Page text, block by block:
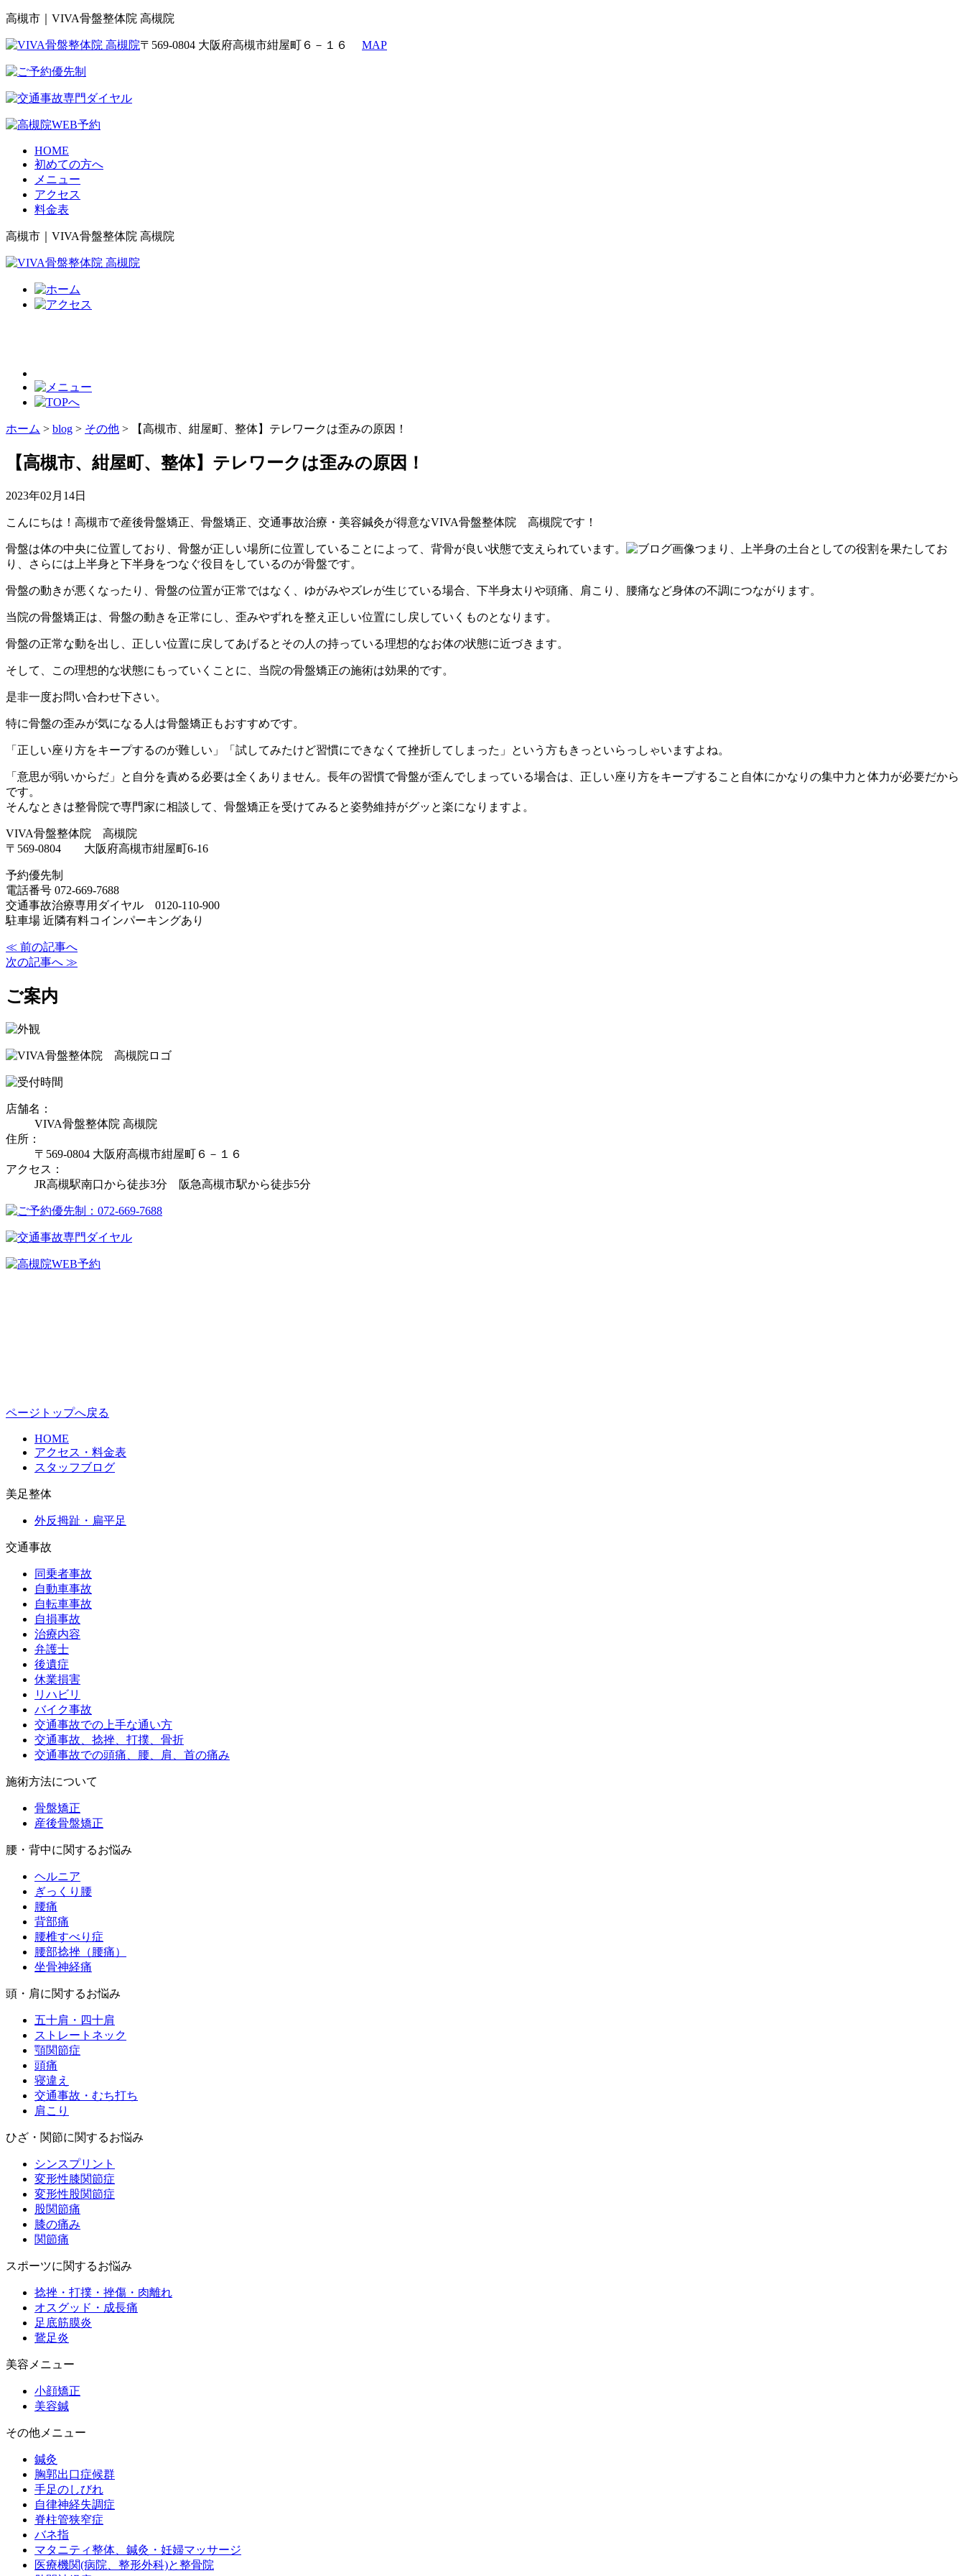
高槻市｜VIVA骨盤整体院 高槻院
〒569-0804 大阪府高槻市紺屋町６－１６ MAP
HOME
初めての方へ
メニュー
アクセス
料金表
高槻市｜VIVA骨盤整体院 高槻院
ホーム > blog > その他 > 【高槻市、紺屋町、整体】テレワークは歪みの原因！
【高槻市、紺屋町、整体】テレワークは歪みの原因！
2023年02月14日
こんにちは！高槻市で産後骨盤矯正、骨盤矯正、交通事故治療・美容鍼灸が得意なVIVA骨盤整体院 高槻院です！
骨盤は体の中央に位置しており、骨盤が正しい場所に位置していることによって、背骨が良い状態で支えられています。
つまり、上半身の土台としての役割を果たしてお
り、さらには上半身と下半身をつなぐ役目をしているのが骨盤です。
骨盤の動きが悪くなったり、骨盤の位置が正常ではなく、ゆがみやズレが生じている場合、下半身太りや頭痛、肩こり、腰痛など身体の不調につながります。
当院の骨盤矯正は、骨盤の動きを正常にし、歪みやずれを整え正しい位置にし戻していくものとなります。
骨盤の正常な動を出し、正しい位置に戻してあげるとその人の持っている理想的なお体の状態に近づきます。
そして、この理想的な状態にもっていくことに、当院の骨盤矯正の施術は効果的です。
是非一度お問い合わせ下さい。
特に骨盤の歪みが気になる人は骨盤矯正もおすすめです。
「正しい座り方をキープするのが難しい」「試してみたけど習慣にできなくて挫折してしまった」という方もきっといらっしゃいますよね。
「意思が弱いからだ」と自分を責める必要は全くありません。長年の習慣で骨盤が歪んでしまっている場合は、正しい座り方をキープすること自体にかなりの集中力と体力が必要だから
です。
そんなときは整骨院で専門家に相談して、骨盤矯正を受けてみると姿勢維持がグッと楽になりますよ。
VIVA骨盤整体院 高槻院
〒569-0804 大阪府高槻市紺屋町6-16
予約優先制
電話番号 072-669-7688
交通事故治療専用ダイヤル 0120-110-900
駐車場 近隣有料コインパーキングあり
≪ 前の記事へ
次の記事へ ≫
ご案内
店舗名：
VIVA骨盤整体院 高槻院
住所：
〒569-0804 大阪府高槻市紺屋町６－１６
アクセス：
JR高槻駅南口から徒歩3分 阪急高槻市駅から徒歩5分
ページトップへ戻る
HOME
アクセス・料金表
スタッフブログ
美足整体
外反拇趾・扁平足
交通事故
同乗者事故
自動車事故
自転車事故
自損事故
治療内容
弁護士
後遺症
休業損害
リハビリ
バイク事故
交通事故での上手な通い方
交通事故、捻挫、打撲、骨折
交通事故での頭痛、腰、肩、首の痛み
施術方法について
骨盤矯正
産後骨盤矯正
腰・背中に関するお悩み
ヘルニア
ぎっくり腰
腰痛
背部痛
腰椎すべり症
腰部捻挫（腰痛）
坐骨神経痛
頭・肩に関するお悩み
五十肩・四十肩
ストレートネック
顎関節症
頭痛
寝違え
交通事故・むち打ち
肩こり
ひざ・関節に関するお悩み
シンスプリント
変形性膝関節症
変形性股関節症
股関節痛
膝の痛み
関節痛
スポーツに関するお悩み
捻挫・打撲・挫傷・肉離れ
オスグッド・成長痛
足底筋膜炎
鵞足炎
美容メニュー
小顔矯正
美容鍼
その他メニュー
鍼灸
胸郭出口症候群
手足のしびれ
自律神経失調症
脊柱管狭窄症
バネ指
マタニティ整体、鍼灸・妊婦マッサージ
医療機関(病院、整形外科)と整骨院